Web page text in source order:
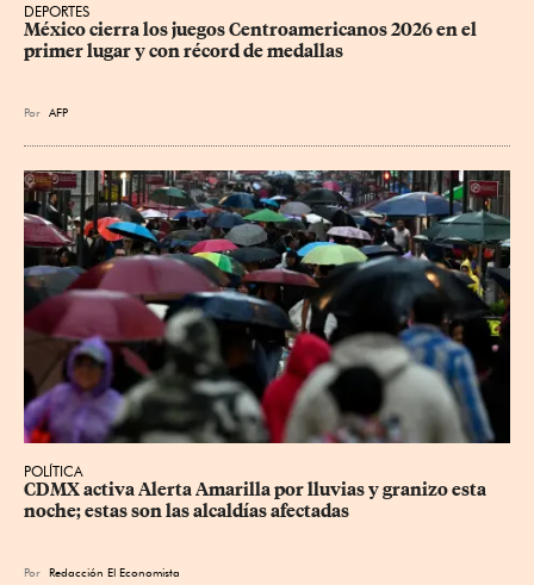
DEPORTES
México cierra los juegos Centroamericanos 2026 en el
primer lugar y con récord de medallas
Por AFP
POLÍTICA
CDMX activa Alerta Amarilla por lluvias y granizo esta
noche; estas son las alcaldías afectadas
Por Redacción El Economista